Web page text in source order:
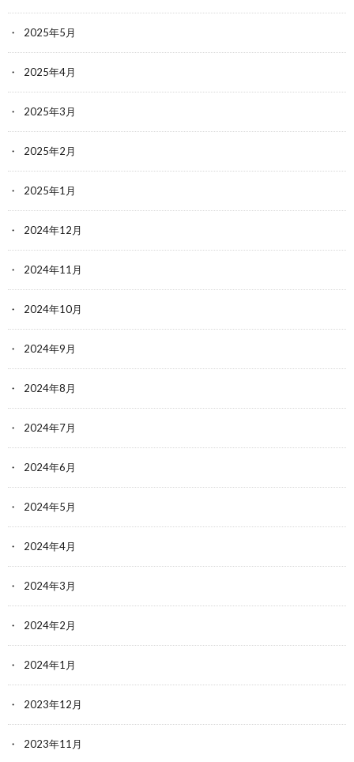
2025年5月
2025年4月
2025年3月
2025年2月
2025年1月
2024年12月
2024年11月
2024年10月
2024年9月
2024年8月
2024年7月
2024年6月
2024年5月
2024年4月
2024年3月
2024年2月
2024年1月
2023年12月
2023年11月